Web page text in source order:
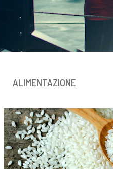
ALIMENTAZIONE